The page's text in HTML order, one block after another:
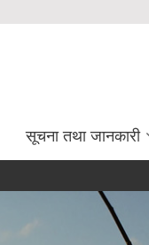
सूचना तथा जानकारी